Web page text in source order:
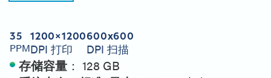
35
PPM
1200×1200
DPI 打印
600x600
DPI 扫描
存储容量 ： 128 GB